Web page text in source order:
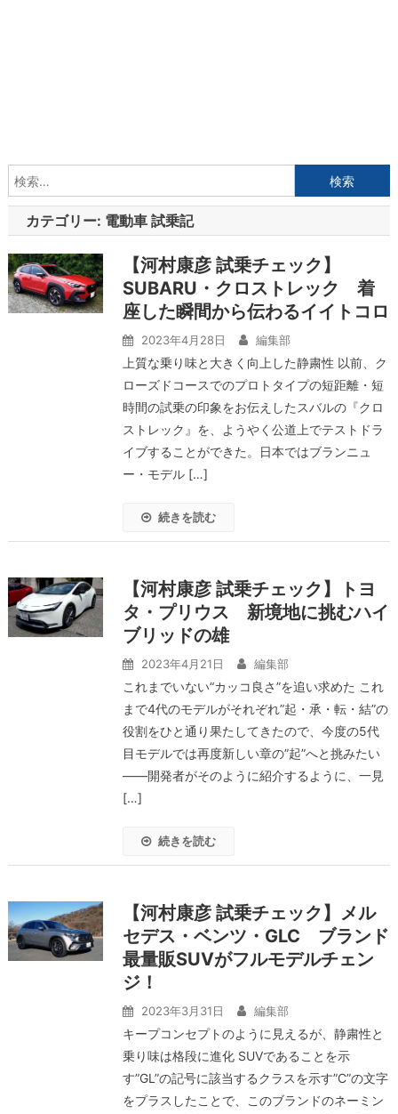
索:
カテゴリー: 電動車 試乗記
【河村康彦 試乗チェック】
SUBARU・クロストレック 着
座した瞬間から伝わるイイトコロ
2023年4月28日 編集部
上質な乗り味と大きく向上した静粛性 以前、ク
ローズドコースでのプロトタイプの短距離・短
時間の試乗の印象をお伝えしたスバルの『クロ
ストレック』を、ようやく公道上でテストドラ
イブすることができた。日本ではブランニュ
ー・モデル […]
続きを読む
【河村康彦 試乗チェック】トヨ
タ・プリウス 新境地に挑むハイ
ブリッドの雄
2023年4月21日 編集部
これまでいない“カッコ良さ”を追い求めた これ
まで4代のモデルがそれぞれ”起・承・転・結”の
役割をひと通り果たしてきたので、今度の5代
目モデルでは再度新しい章の”起”へと挑みたい
――開発者がそのように紹介するように、一見
[…]
続きを読む
【河村康彦 試乗チェック】メル
セデス・ベンツ・GLC ブランド
最量販SUVがフルモデルチェン
ジ！
2023年3月31日 編集部
キープコンセプトのように見えるが、静粛性と
乗り味は格段に進化 SUVであることを示
す”GL”の記号に該当するクラスを示す”C”の文字
をプラスしたことで、このブランドのネーミン